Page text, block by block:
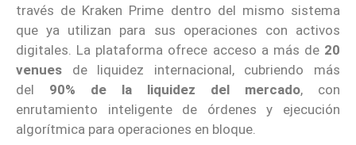
través de Kraken Prime dentro del mismo sistema
que ya utilizan para sus operaciones con activos
digitales. La plataforma ofrece acceso a más de 20
venues de liquidez internacional, cubriendo más
del 90% de la liquidez del mercado, con
enrutamiento inteligente de órdenes y ejecución
algorítmica para operaciones en bloque.